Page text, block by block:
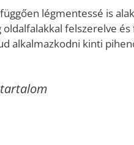
légmentessé is
oldalfalakkal felszerelve
alkalmazkodni kinti